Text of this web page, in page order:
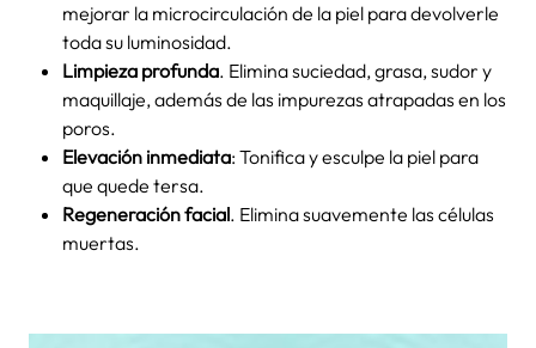
mejorar la microcirculación de la piel para devolverle
toda su luminosidad.
Limpieza profunda. Elimina suciedad, grasa, sudor y
maquillaje, además de las impurezas atrapadas en los
poros.
Elevación inmediata: Tonifica y esculpe la piel para
que quede tersa.
Regeneración facial. Elimina suavemente las células
muertas.